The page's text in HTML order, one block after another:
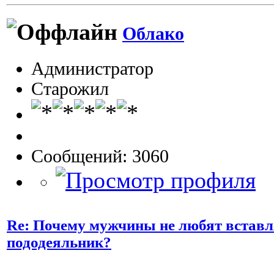
Облако
Администратор
Старожил
Сообщений: 3060
Re: Почему мужчины не любят
пододеяльник?